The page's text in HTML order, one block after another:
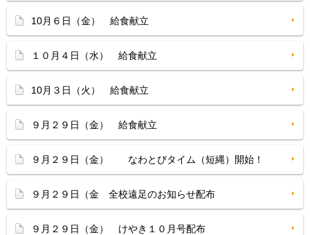
10月６日（金） 給食献立
１０月４日（水） 給食献立
10月３日（火） 給食献立
９月２９日（金） 給食献立
９月２９日（金） なわとびタイム（短縄）開始！
９月２９日（金 全校遠足のお知らせ配布
９月２９日（金） けやき１０月号配布